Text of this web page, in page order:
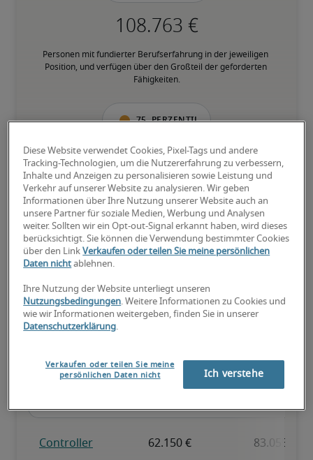
Personen mit fundierter Berufserfahrung in der jeweiligen
Position, und verfügen über den Großteil der geforderten
Fähigkeiten.
75. Perzentil
Überdurchschnittlich qualifiziert mit raren Fähigkeiten und/oder
langer Berufserfahrung in einer Position.
Gehälter für ähnliche
Positionen
Diese Website verwendet Cookies, Pixel-Tags und andere
Tracking-Technologien, um die Nutzererfahrung zu verbessern,
Inhalte und Anzeigen zu personalisieren sowie Leistung und
Verkehr auf unserer Website zu analysieren. Wir geben
Informationen über Ihre Nutzung unserer Website auch an
unsere Partner für soziale Medien, Werbung und Analysen
weiter. Sollten wir ein Opt-out-Signal erkannt haben, wird dieses
berücksichtigt. Sie können die Verwendung bestimmter Cookies
über den LinkVerkaufen oder teilen Sie meine persönlichen
Daten nicht ablehnen.
Ihre Nutzung der Website unterliegt unseren
Nutzungsbedingungen. Weitere Informationen zu Cookies und
wie wir Informationen weitergeben, finden Sie in unserer
Datenschutzerklärung.
Verkaufen oder teilen Sie meine
persönlichen Daten nicht
Ich verstehe